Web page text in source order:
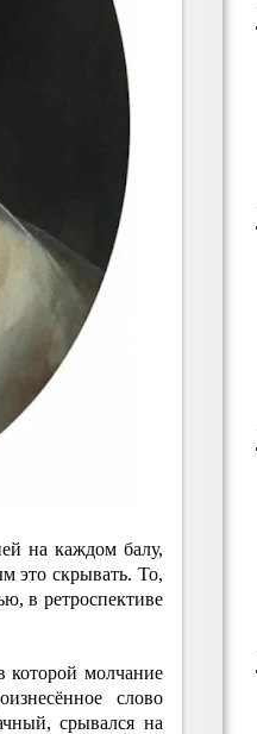
на каждом балу,
это скрывать. То,
в ретроспективе
которой молчание
слово
срывался на